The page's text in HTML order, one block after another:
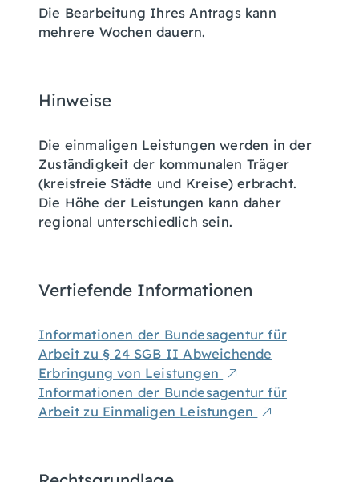
Die Bearbeitung Ihres Antrags kann
mehrere Wochen dauern.
Hinweise
Die einmaligen Leistungen werden in der
Zuständigkeit der kommunalen Träger
(kreisfreie Städte und Kreise) erbracht.
Die Höhe der Leistungen kann daher
regional unterschiedlich sein.
Vertiefende Informationen
Informationen der Bundesagentur für
Arbeit zu § 24 SGB II Abweichende
Erbringung von Leistungen
Informationen der Bundesagentur für
Arbeit zu Einmaligen Leistungen